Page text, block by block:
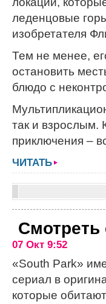
леденцовые
изобретателя
Тем не менее,
остановить
блюдо с
так и взрослым.
приключения –
ЧИТАТЬ
07 Окт 9:52
«South Park»
сериал в
которые